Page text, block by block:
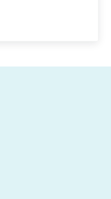
del linguaggio nella malattia di